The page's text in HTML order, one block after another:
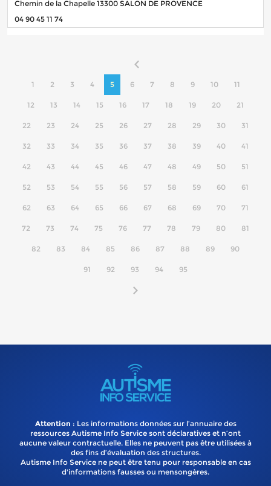
Chemin de la Chapelle 13300 SALON DE PROVENCE
04 90 45 11 74
1 2 3 4 5 6 7 8 9 10 11
12 13 14 15 16 17 18 19 20 21
22 23 24 25 26 27 28 29 30 31
32 33 34 35 36 37 38 39 40 41
42 43 44 45 46 47 48 49 50 51
52 53 54 55 56 57 58 59 60 61
62 63 64 65 66 67 68 69 70 71
72 73 74 75 76 77 78 79 80 81
82 83 84 85 86 87 88 89 90
91 92 93 94 95
Attention : Les informations données sur l’annuaire des
ressources Autisme Info Service sont déclaratives et n’ont
aucune valeur contractuelle. Elles ne peuvent pas être utilisées à
des fins d’évaluation des structures.
Autisme Info Service ne peut être tenu pour responsable en cas
d'informations fausses ou mensongères.